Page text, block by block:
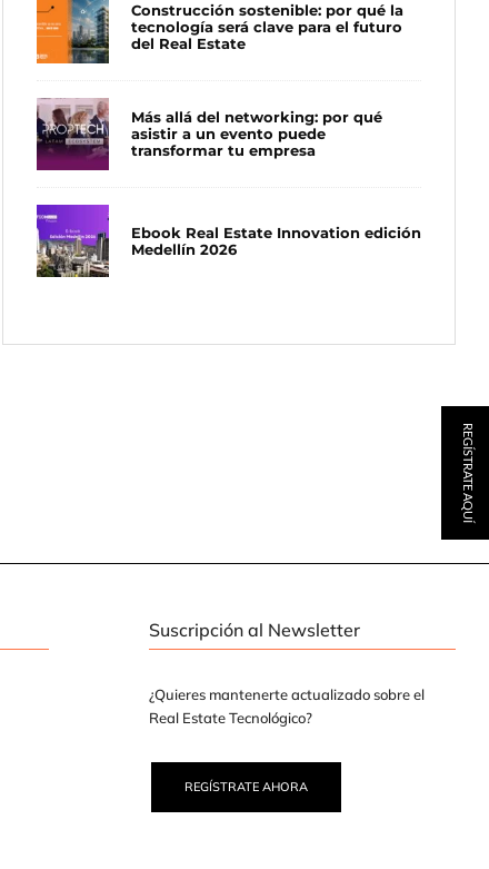
Construcción sostenible: por qué la
tecnología será clave para el futuro
del Real Estate
Más allá del networking: por qué
asistir a un evento puede
transformar tu empresa
Ebook Real Estate Innovation edición
Medellín 2026
Suscripción al Newsletter
¿Quieres mantenerte actualizado sobre el
Real Estate Tecnológico?
REGÍSTRATE AHORA
REGÍSTRATE AQUÍ